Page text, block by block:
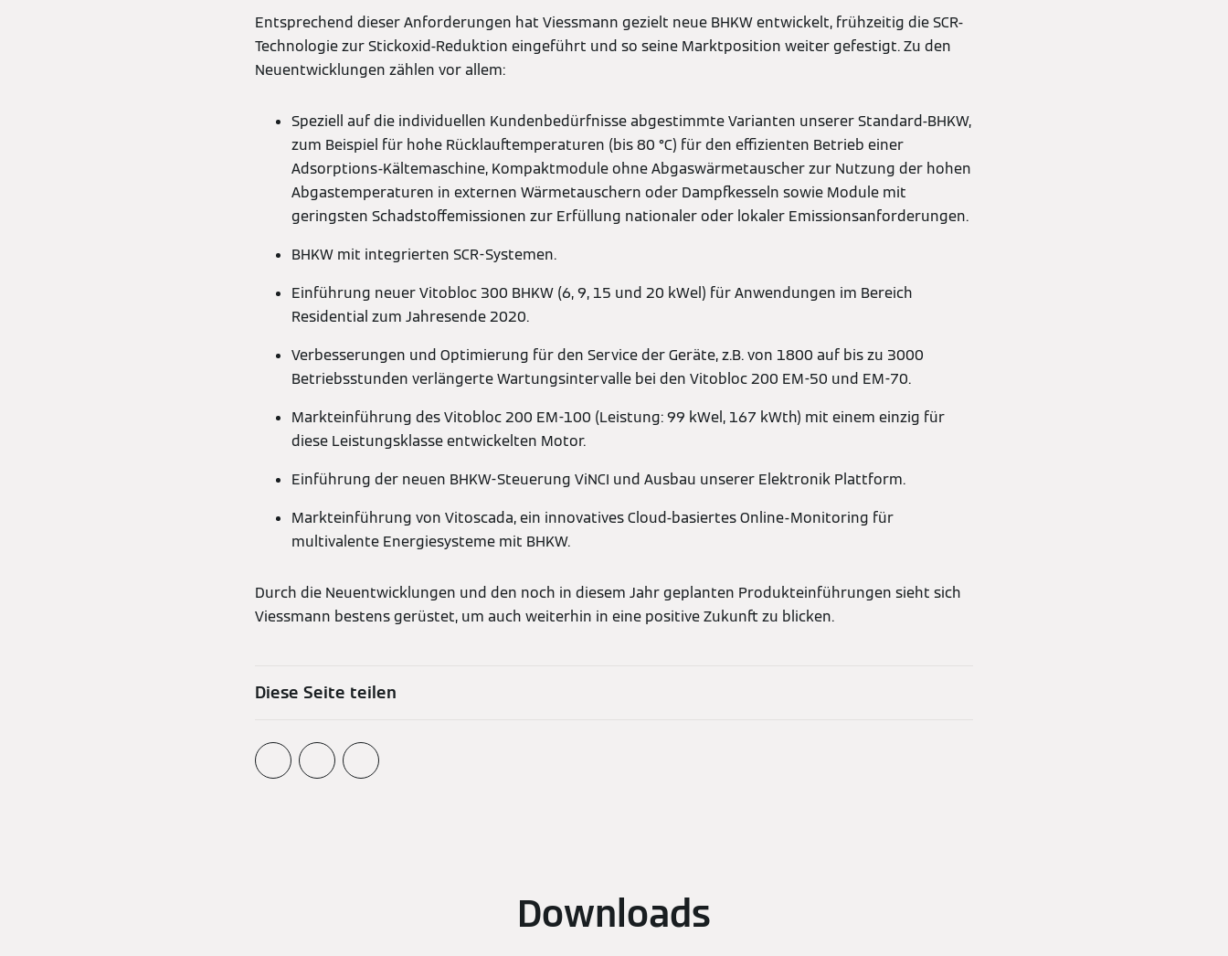
Entsprechend dieser Anforderungen hat Viessmann gezielt neue BHKW entwickelt, frühzeitig die SCR-
Technologie zur Stickoxid-Reduktion eingeführt und so seine Marktposition weiter gefestigt. Zu den
Neuentwicklungen zählen vor allem:
Speziell auf die individuellen Kundenbedürfnisse abgestimmte Varianten unserer Standard-BHKW,
zum Beispiel für hohe Rücklauftemperaturen (bis 80 °C) für den effizienten Betrieb einer
Adsorptions-Kältemaschine, Kompaktmodule ohne Abgaswärmetauscher zur Nutzung der hohen
Abgastemperaturen in externen Wärmetauschern oder Dampfkesseln sowie Module mit
geringsten Schadstoffemissionen zur Erfüllung nationaler oder lokaler Emissionsanforderungen.
BHKW mit integrierten SCR-Systemen.
Einführung neuer Vitobloc 300 BHKW (6, 9, 15 und 20 kWel) für Anwendungen im Bereich
Residential zum Jahresende 2020.
Verbesserungen und Optimierung für den Service der Geräte, z.B. von 1800 auf bis zu 3000
Betriebsstunden verlängerte Wartungsintervalle bei den Vitobloc 200 EM-50 und EM-70.
Markteinführung des Vitobloc 200 EM-100 (Leistung: 99 kWel, 167 kWth) mit einem einzig für
diese Leistungsklasse entwickelten Motor.
Einführung der neuen BHKW-Steuerung ViNCI und Ausbau unserer Elektronik Plattform.
Markteinführung von Vitoscada, ein innovatives Cloud-basiertes Online-Monitoring für
multivalente Energiesysteme mit BHKW.
Durch die Neuentwicklungen und den noch in diesem Jahr geplanten Produkteinführungen sieht sich
Viessmann bestens gerüstet, um auch weiterhin in eine positive Zukunft zu blicken.
Diese Seite teilen
Downloads